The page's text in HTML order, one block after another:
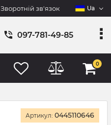
Зворотній зв'язок Ua
097-781-49-85
0
Артикул: 0445110646